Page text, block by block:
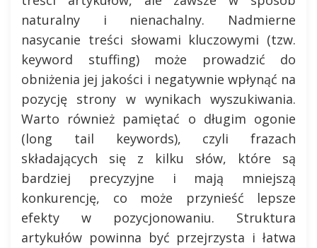
naturalny i nienachalny. Nadmierne
nasycanie treści słowami kluczowymi (tzw.
keyword stuffing) może prowadzić do
obniżenia jej jakości i negatywnie wpłynąć na
pozycję strony w wynikach wyszukiwania.
Warto również pamiętać o długim ogonie
(long tail keywords), czyli frazach
składających się z kilku słów, które są
bardziej precyzyjne i mają mniejszą
konkurencję, co może przynieść lepsze
efekty w pozycjonowaniu. Struktura
artykułów powinna być przejrzysta i łatwa